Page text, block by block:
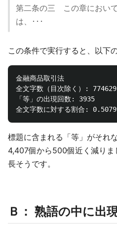
第二条の三 この章におい
は、･･･
この条件で実行すると、以下
金融商品取引法
全文字数（目次除く）: 774629
「等」の出現回数: 3935
標題に含まれる「等」がそれ
4,407個から500個近く減り
長そうです。
Ｂ： 熟語の中に出